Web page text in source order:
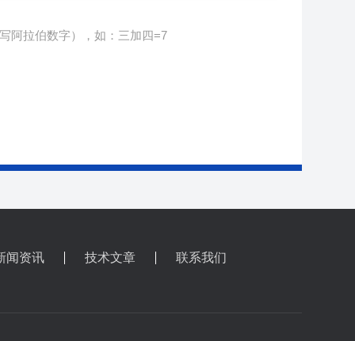
阿拉伯数字），如：三加四=7
闻资讯 技术文章 联系我们